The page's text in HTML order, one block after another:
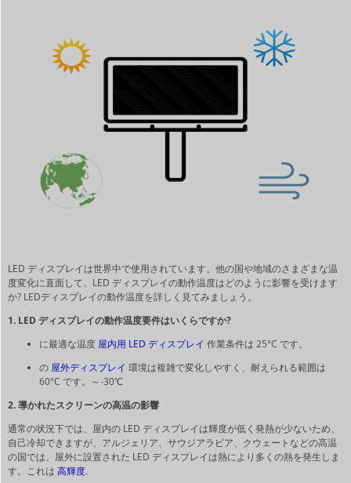
LED ディスプレイは世界中で使用されています。他の国や地域のさまざまな温
度変化に直面して、LED ディスプレイの動作温度はどのように影響を受けます
か? LEDディスプレイの動作温度を詳しく見てみましょう。
1. LED ディスプレイの動作温度要件はいくらですか?
に最適な温度 屋内用 LED ディスプレイ 作業条件は 25°C です。
の 屋外ディスプレイ 環境は複雑で変化しやすく、耐えられる範囲は
60°C です。 ～-30℃
2. 導かれたスクリーンの高温の影響
通常の状況下では、屋内の LED ディスプレイは輝度が低く発熱が少ないため、
自己冷却できますが、アルジェリア、サウジアラビア、クウェートなどの高温
の国では、屋外に設置された LED ディスプレイは熱により多くの熱を発生しま
す。これは 高輝度.